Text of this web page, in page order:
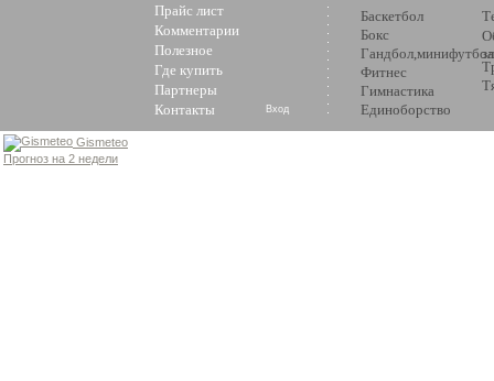
Прайс лист
Комментарии
Полезное
Где купить
Партнеры
Контакты
Баскетбол
Бокс
Гандбол,минифутбол
Фитнес
Гимнастика
Единоборство
Вход
Gismeteo
Прогноз на 2 недели